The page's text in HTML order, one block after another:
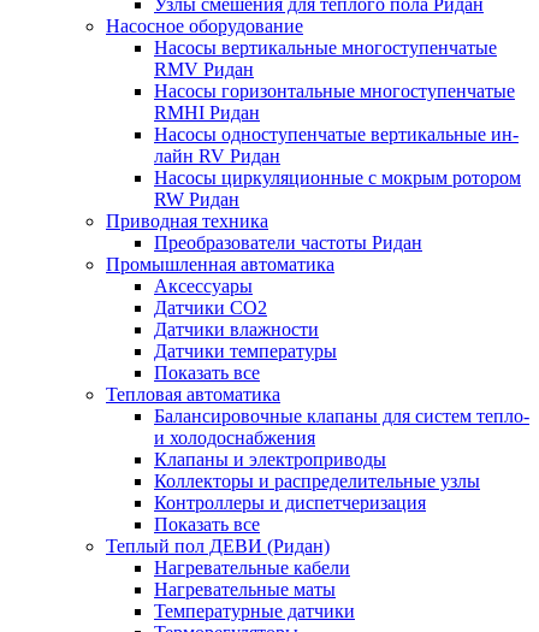
Узлы смешения для теплого пола Ридан
Насосное оборудование
Насосы вертикальные многоступенчатые
RMV Ридан
Насосы горизонтальные многоступенчатые
RMHI Ридан
Насосы одноступенчатые вертикальные ин-
лайн RV Ридан
Насосы циркуляционные с мокрым ротором
RW Ридан
Приводная техника
Преобразователи частоты Ридан
Промышленная автоматика
Аксессуары
Датчики CO2
Датчики влажности
Датчики температуры
Показать все
Тепловая автоматика
Балансировочные клапаны для систем тепло-
и холодоснабжения
Клапаны и электроприводы
Коллекторы и распределительные узлы
Контроллеры и диспетчеризация
Показать все
Теплый пол ДЕВИ (Ридан)
Нагревательные кабели
Нагревательные маты
Температурные датчики